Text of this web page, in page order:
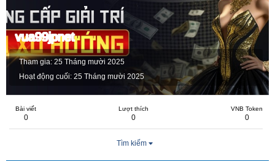
vua99jpnet
Tham gia 25 Tháng mười 2025
Hoạt động cuối 25 Tháng mười 2025
Bài viết
0
Lượt thích
0
VNB Token
0
Tìm kiếm